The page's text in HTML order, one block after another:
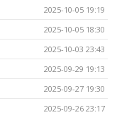
2025-10-05 19:19
2025-10-05 18:30
2025-10-03 23:43
2025-09-29 19:13
2025-09-27 19:30
2025-09-26 23:17